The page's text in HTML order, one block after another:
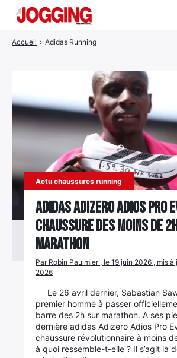
Accueil › Adidas Running
Actu chaussures running
Adidas Adizero Adios Pro
chaussure des moins de
marathon
Par Robin Paulmier , le 19 juin 2026 , mis à
2026
Le 26 avril dernier, Sabastian
premier homme à passer
barre des 2h sur marathon. A ses
dernière adidas Adizero Adios Pro
chaussure révolutionnaire à moins
à quoi ressemble-t-elle ? Il s’agit là
Actualités
Courses
Entraînement
CALENDRIER
COURSES
2026
Élément
de
menu
Élément
de
menu
de